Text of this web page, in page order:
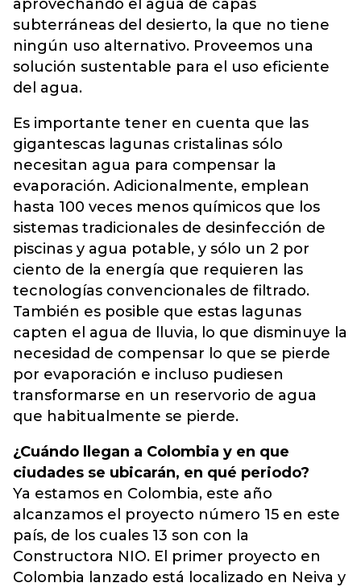
aprovechando el agua de capas
subterráneas del desierto, la que no tiene
ningún uso alternativo. Proveemos una
solución sustentable para el uso eficiente
del agua.
Es importante tener en cuenta que las
gigantescas lagunas cristalinas sólo
necesitan agua para compensar la
evaporación. Adicionalmente, emplean
hasta 100 veces menos químicos que los
sistemas tradicionales de desinfección de
piscinas y agua potable, y sólo un 2 por
ciento de la energía que requieren las
tecnologías convencionales de filtrado.
También es posible que estas lagunas
capten el agua de lluvia, lo que disminuye la
necesidad de compensar lo que se pierde
por evaporación e incluso pudiesen
transformarse en un reservorio de agua
que habitualmente se pierde.
¿Cuándo llegan a Colombia y en que
ciudades se ubicarán, en qué periodo?
Ya estamos en Colombia, este año
alcanzamos el proyecto número 15 en este
país, de los cuales 13 son con la
Constructora NIO. El primer proyecto en
Colombia lanzado está localizado en Neiva y